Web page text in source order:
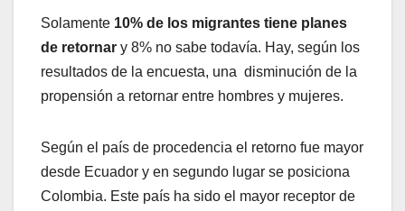
Solamente 10% de los migrantes tiene planes
de retornar y 8% no sabe todavía. Hay, según los
resultados de la encuesta, una disminución de la
propensión a retornar entre hombres y mujeres.
Según el país de procedencia el retorno fue mayor
desde Ecuador y en segundo lugar se posiciona
Colombia. Este país ha sido el mayor receptor de